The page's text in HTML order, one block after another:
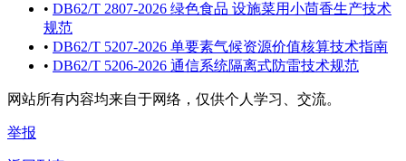
• DB62/T 2807-2026 绿色食品 设施菜用小茴香生产技术
规范
• DB62/T 5207-2026 单要素气候资源价值核算技术指南
• DB62/T 5206-2026 通信系统隔离式防雷技术规范
网站所有内容均来自于网络，仅供个人学习、交流。
举报